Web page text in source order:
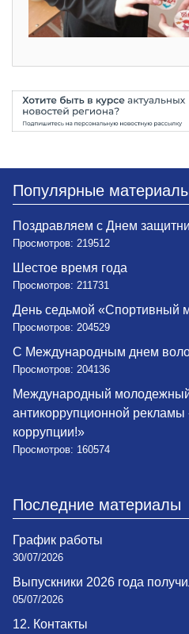
Популярные
Поздравляем с Днем
Просмотров: 219512
Шестое время года
Просмотров: 211731
День седьмой «Спортивный
Просмотров: 204529
С Международным днем
Просмотров: 204136
Международный молодежный
антикоррупционной рекламы
коррупции!»
Просмотров: 160574
Последние материалы
График работы
30/07/2026
Выпускники 2026 года
05/07/2026
12. Контакты